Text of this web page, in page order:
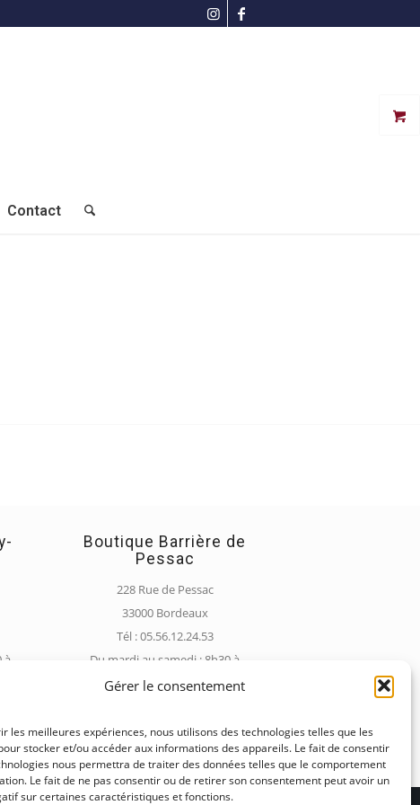
Gérer le consentement
les meilleures expériences, nous utilisons des technologies telles que les
stocker et/ou accéder aux informations des appareils. Le fait de consentir
nous permettra de traiter des données telles que le comportement
Le fait de ne pas consentir ou de retirer son consentement peut avoir un
sur certaines caractéristiques et fonctions.
Contact
à
Boutique Barrière de
Pessac
228 Rue de Pessac
33000 Bordeaux
Tél : 05.56.12.24.53
Du mardi au samedi : 8h30 à
13h00 et 16h00 à 19h30